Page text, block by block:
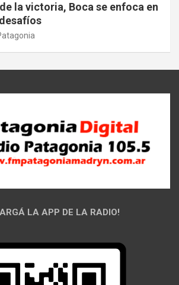
la victoria, Boca se enfoca en
LA APP DE LA RADIO!